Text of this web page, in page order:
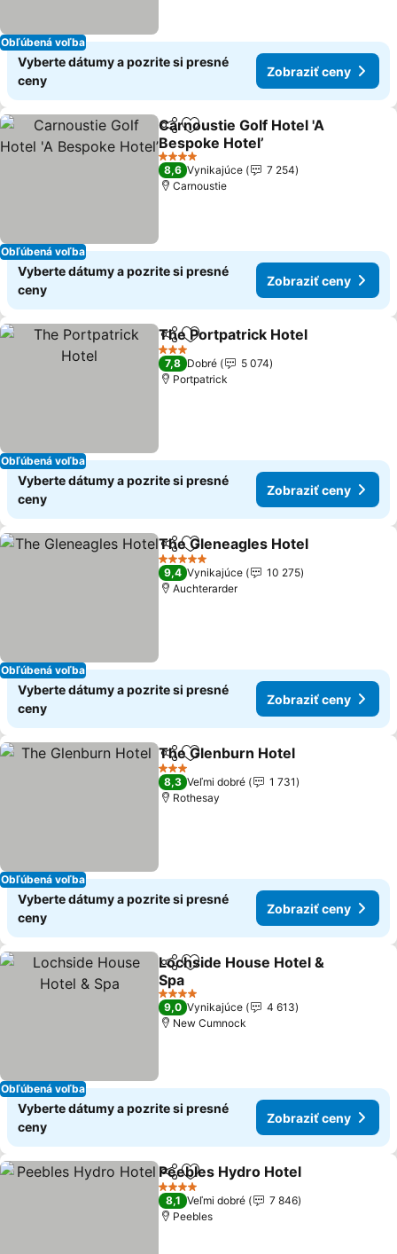
Obľúbená voľba
Vyberte dátumy a pozrite si presné
ceny
Zobraziť ceny
Obľúbená voľba
ZdieľaťPridať do obľúbených
Carnoustie Golf Hotel 'A
Bespoke Hotel’
4 Počet hviezdičiek
8,6 Vynikajúce
7 254
Carnoustie
Vyberte dátumy a pozrite si presné
ceny
Zobraziť ceny
Obľúbená voľba
ZdieľaťPridať do obľúbených
The Portpatrick Hotel
3 Počet hviezdičiek
7,8 Dobré
5 074
Portpatrick
Vyberte dátumy a pozrite si presné
ceny
Zobraziť ceny
Obľúbená voľba
ZdieľaťPridať do obľúbených
The Gleneagles Hotel
5 Počet hviezdičiek
9,4 Vynikajúce
10 275
Auchterarder
Vyberte dátumy a pozrite si presné
ceny
Zobraziť ceny
Obľúbená voľba
ZdieľaťPridať do obľúbených
The Glenburn Hotel
3 Počet hviezdičiek
8,3 Veľmi dobré
1 731
Rothesay
Vyberte dátumy a pozrite si presné
ceny
Zobraziť ceny
Obľúbená voľba
ZdieľaťPridať do obľúbených
Lochside House Hotel &
Spa
4 Počet hviezdičiek
9,0 Vynikajúce
4 613
New Cumnock
Vyberte dátumy a pozrite si presné
ceny
Zobraziť ceny
ZdieľaťPridať do obľúbených
Peebles Hydro Hotel
4 Počet hviezdičiek
8,1 Veľmi dobré
7 846
Peebles